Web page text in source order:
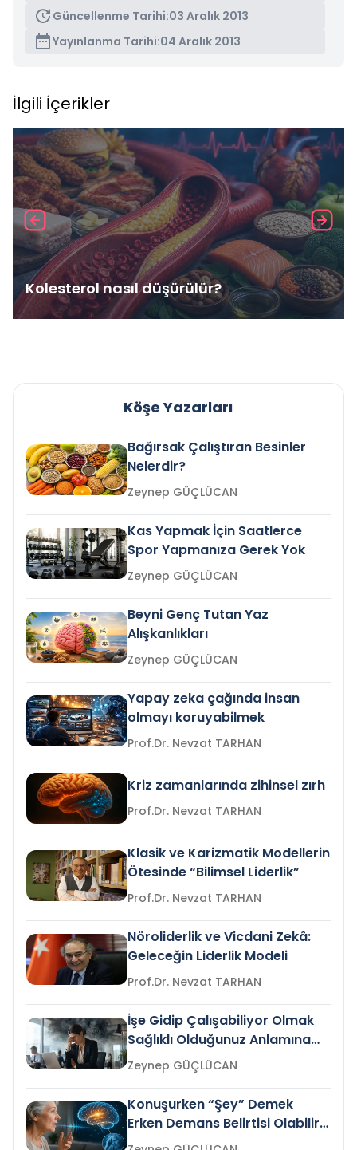
Güncellenme Tarihi:03 Aralık 2013
Yayınlanma Tarihi:04 Aralık 2013
İlgili İçerikler
Kolesterol nasıl düşürülür?
Köşe Yazarları
Bağırsak Çalıştıran Besinler
Nelerdir?
Zeynep GÜÇLÜCAN
Kas Yapmak İçin Saatlerce
Spor Yapmanıza Gerek Yok
Zeynep GÜÇLÜCAN
Beyni Genç Tutan Yaz
Alışkanlıkları
Zeynep GÜÇLÜCAN
Yapay zeka çağında insan
olmayı koruyabilmek
Prof.Dr. Nevzat TARHAN
Kriz zamanlarında zihinsel zırh
Prof.Dr. Nevzat TARHAN
Klasik ve Karizmatik Modellerin
Ötesinde “Bilimsel Liderlik”
Prof.Dr. Nevzat TARHAN
Nöroliderlik ve Vicdani Zekâ:
Geleceğin Liderlik Modeli
Prof.Dr. Nevzat TARHAN
İşe Gidip Çalışabiliyor Olmak
Sağlıklı Olduğunuz Anlamına
Gelir mi?Zeynep GÜÇLÜCAN
Konuşurken “Şey” Demek
Erken Demans Belirtisi Olabilir
mi?